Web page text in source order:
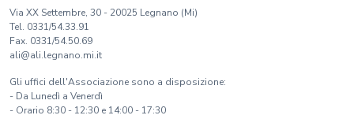
Via XX Settembre, 30 - 20025 Legnano (Mi)
Tel. 0331/54.33.91
Fax. 0331/54.50.69
ali@ali.legnano.mi.it
Gli uffici dell'Associazione sono a disposizione:
- Da Lunedì a Venerdì
- Orario 8:30 - 12:30 e 14:00 - 17:30